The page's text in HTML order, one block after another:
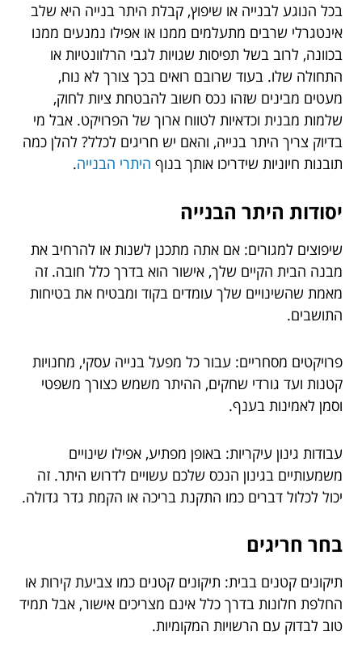
בכל הנוגע לבנייה או שיפוץ, קבלת היתר בנייה היא שלב
אינטגרלי שרבים מתעלמים ממנו או אפילו נמנעים ממנו
בכוונה, לרוב בשל תפיסות שגויות לגבי הרלוונטיות או
התחולה שלו. בעוד שרובם רואים בכך צורך לא נוח,
מעטים מבינים שזהו נכס חשוב להבטחת ציות לחוק,
שלמות מבנית וכדאיות לטווח ארוך של הפרויקט. אבל מי
בדיוק צריך היתר בנייה, והאם יש חריגים לכלל? להלן כמה
תובנות חיוניות שידריכו אותך בנוף היתרי הבנייה.
יסודות היתר הבנייה
שיפוצים למגורים: אם אתה מתכנן לשנות או להרחיב את
מבנה הבית הקיים שלך, אישור הוא בדרך כלל חובה. זה
מאמת שהשינויים שלך עומדים בקוד ומבטיח את בטיחות
התושבים.
פרויקטים מסחריים: עבור כל מפעל בנייה עסקי, מחנויות
קטנות ועד גורדי שחקים, ההיתר משמש כצורך משפטי
וסמן לאמינות בענף.
עבודות גינון עיקריות: באופן מפתיע, אפילו שינויים
משמעותיים בגינון הנכס שלכם עשויים לדרוש היתר. זה
יכול לכלול דברים כמו התקנת בריכה או הקמת גדר גדולה.
בחר חריגים
תיקונים קטנים בבית: תיקונים קטנים כמו צביעת קירות או
החלפת חלונות בדרך כלל אינם מצריכים אישור, אבל תמיד
טוב לבדוק עם הרשויות המקומיות.